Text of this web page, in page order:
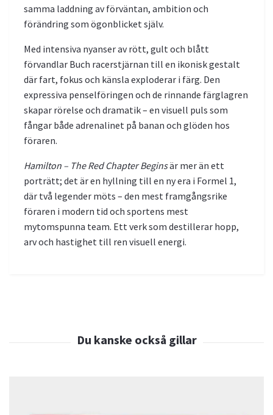
samma laddning av förväntan, ambition och
förändring som ögonblicket själv.
Med intensiva nyanser av rött, gult och blått
förvandlar Buch racerstjärnan till en ikonisk gestalt
där fart, fokus och känsla exploderar i färg. Den
expressiva penselföringen och de rinnande färglagren
skapar rörelse och dramatik – en visuell puls som
fångar både adrenalinet på banan och glöden hos
föraren.
Hamilton – The Red Chapter Beginsär mer än ett
porträtt; det är en hyllning till en ny era i Formel 1,
där två legender möts – den mest framgångsrike
föraren i modern tid och sportens mest
mytomspunna team. Ett verk som destillerar hopp,
arv och hastighet till ren visuell energi.